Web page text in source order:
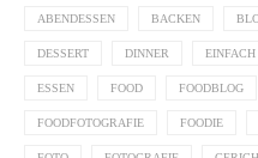
ABENDESSEN BACKEN
DESSERT DINNER EINFACH
ESSEN FOOD FOODBLOG
FOODFOTOGRAFIE FOODIE